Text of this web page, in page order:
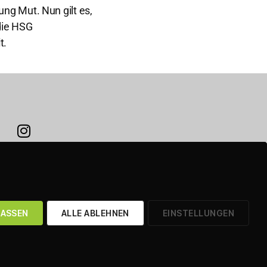
Mut. Nun gilt es,
HSG
ALLE ABLEHNEN EINSTELLUNGEN